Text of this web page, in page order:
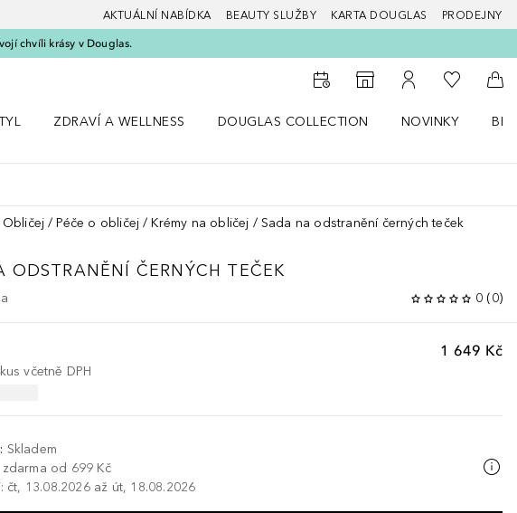
AKTUÁLNÍ NABÍDKA BEAUTY SLUŽBY KARTA DOUGLAS PRODEJNY
chvíli krásy v Douglas.
K vyhledávači prodejen
K mému účtu
K mému
Do
ZDRAVÍ A WELLNESS
DOUGLAS COLLECTION
NOVINKY
Obličej Péče o obličej Krémy na obličej Sada na odstranění černých teček
ODSTRANĚNÍ ČERNÝCH TEČEK
0 (0)
1 649 Kč
kus včetně DPH
: Skladem
od 699 Kč
čt, 13.08.2026 až út, 18.08.2026